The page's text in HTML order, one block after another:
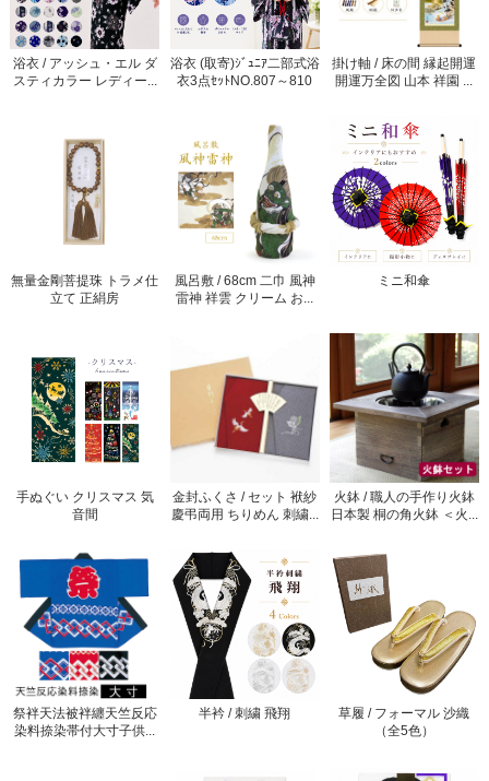
浴衣 / アッシュ・エル ダ
スティカラー レディー...
浴衣 (取寄)ｼﾞｭﾆｱ二部式浴
衣3点ｾｯﾄNO.807～810
掛け軸 / 床の間 縁起開運
開運万全図 山本 祥園 ...
無量金剛菩提珠 トラメ仕
立て 正絹房
風呂敷 / 68cm 二巾 風神
雷神 祥雲 クリーム お...
ミニ和傘
手ぬぐい クリスマス 気
音間
金封ふくさ / セット 袱紗
慶弔両用 ちりめん 刺繍...
火鉢 / 職人の手作り火鉢
日本製 桐の角火鉢 ＜火...
祭袢天法被袢纏天竺反応
染料捺染帯付大寸子供...
半衿 / 刺繍 飛翔
草履 / フォーマル 沙織
（全5色）